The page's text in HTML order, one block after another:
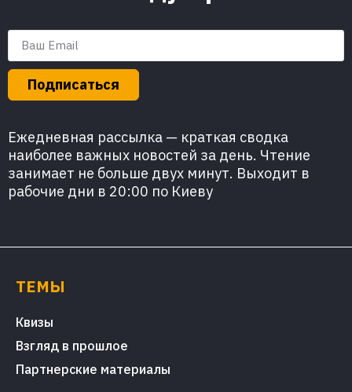
Подписаться
Ежедневная рассылка — краткая сводка
наиболее важных новостей за день. Чтение
занимает не больше двух минут. Выходит в
рабочие дни в 20:00 по Киеву
ТЕМЫ
Квизы
Взгляд в прошлое
Партнерские материалы